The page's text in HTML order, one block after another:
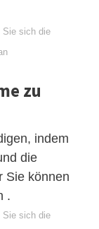
Sie sich die
zu
indem
die
Sie können
.
Sie sich die